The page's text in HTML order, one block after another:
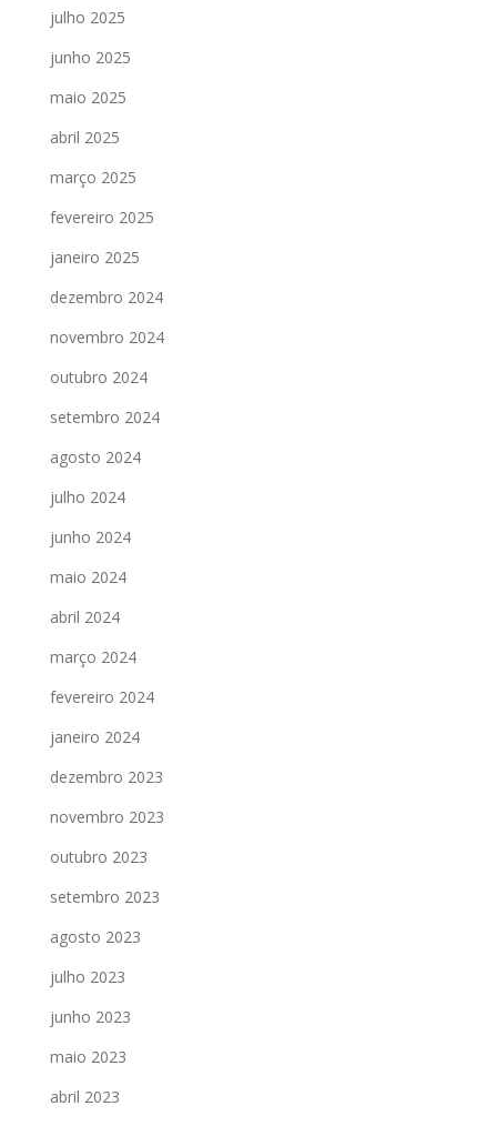
julho 2025
junho 2025
maio 2025
abril 2025
março 2025
fevereiro 2025
janeiro 2025
dezembro 2024
novembro 2024
outubro 2024
setembro 2024
agosto 2024
julho 2024
junho 2024
maio 2024
abril 2024
março 2024
fevereiro 2024
janeiro 2024
dezembro 2023
novembro 2023
outubro 2023
setembro 2023
agosto 2023
julho 2023
junho 2023
maio 2023
abril 2023